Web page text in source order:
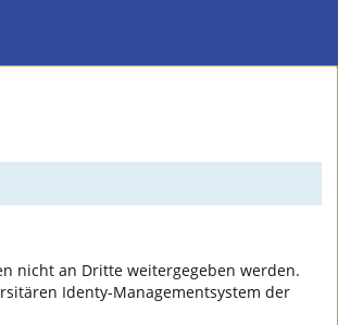
nicht an Dritte weitergegeben werden.
Identy-Managementsystem der